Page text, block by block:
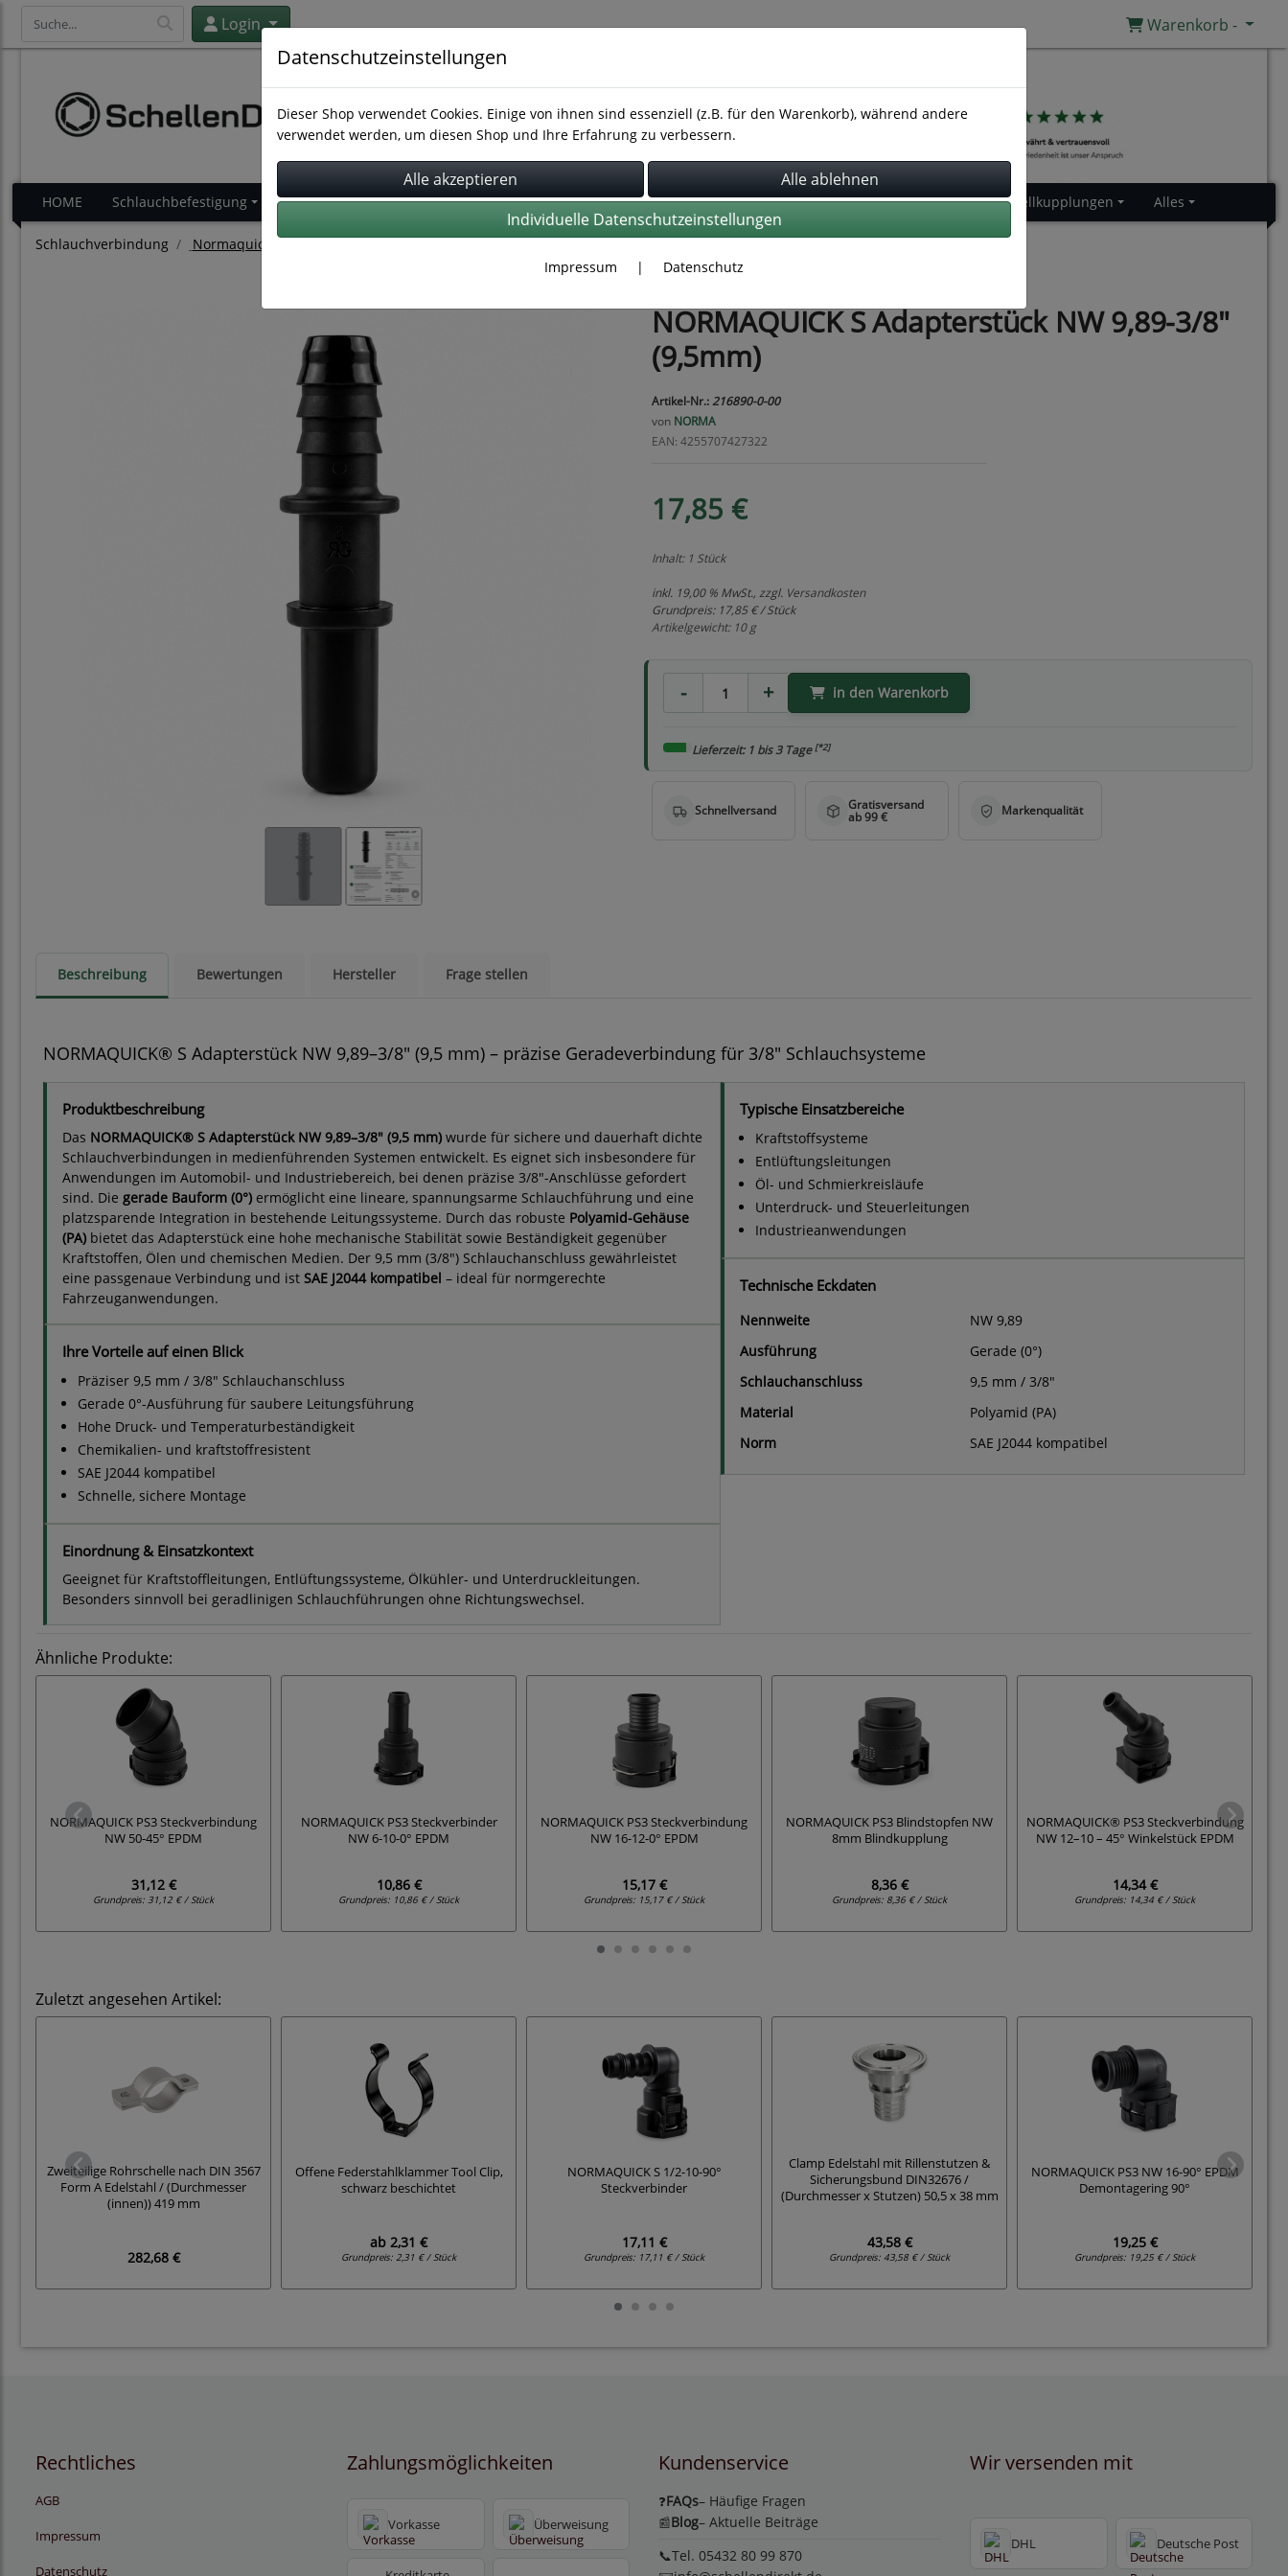
Login Warenkorb -
HOME Schlauchbefestigung Schlauchverbindung Rohrbefestigung Rohrverbindung Schläuche Gummiprofile Schnellkupplungen Alles
Schlauchverbindung Normaquick
NORMAQUICK S Adapterstück NW 9,89-3/8"
(9,5mm)
Artikel-Nr.:216890-0-00
von NORMA
EAN: 4255707427322
17,85 €
Inhalt: 1 Stück
inkl. 19,00 % MwSt., zzgl. Versandkosten
Grundpreis: 17,85 € / Stück
Artikelgewicht: 10 g
in den Warenkorb
Lieferzeit: 1 bis 3 Tage [*2]
Beschreibung Bewertungen Hersteller Frage stellen
NORMAQUICK® S Adapterstück NW 9,89–3/8" (9,5 mm) – präzise Geradeverbindung für 3/8" Schlauchsysteme
Produktbeschreibung
Das NORMAQUICK® S Adapterstück NW 9,89–3/8" (9,5 mm) wurde für sichere und dauerhaft dichte
Schlauchverbindungen in medienführenden Systemen entwickelt. Es eignet sich insbesondere für
Anwendungen im Automobil- und Industriebereich, bei denen präzise 3/8"-Anschlüsse gefordert
sind. Die gerade Bauform (0°) ermöglicht eine lineare, spannungsarme Schlauchführung und eine
platzsparende Integration in bestehende Leitungssysteme. Durch das robuste Polyamid-Gehäuse
(PA) bietet das Adapterstück eine hohe mechanische Stabilität sowie Beständigkeit gegenüber
Kraftstoffen, Ölen und chemischen Medien. Der 9,5 mm (3/8") Schlauchanschluss gewährleistet
eine passgenaue Verbindung und ist SAE J2044 kompatibel – ideal für normgerechte
Fahrzeuganwendungen.
Ihre Vorteile auf einen Blick
Präziser 9,5 mm / 3/8" Schlauchanschluss
Gerade 0°-Ausführung für saubere Leitungsführung
Hohe Druck- und Temperaturbeständigkeit
Chemikalien- und kraftstoffresistent
SAE J2044 kompatibel
Schnelle, sichere Montage
Einordnung & Einsatzkontext
Geeignet für Kraftstoffleitungen, Entlüftungssysteme, Ölkühler- und Unterdruckleitungen.
Besonders sinnvoll bei geradlinigen Schlauchführungen ohne Richtungswechsel.
Typische Einsatzbereiche
Kraftstoffsysteme
Entlüftungsleitungen
Öl- und Schmierkreisläufe
Unterdruck- und Steuerleitungen
Industrieanwendungen
Technische Eckdaten
Nennweite
NW 9,89
Ausführung
Gerade (0°)
Schlauchanschluss
9,5 mm / 3/8"
Material
Polyamid (PA)
Norm
SAE J2044 kompatibel
Ähnliche Produkte:
NORMAQUICK PS3 Steckverbindung
NW 50-45° EPDM
31,12 €
Grundpreis: 31,12 € / Stück
NORMAQUICK PS3 Steckverbinder
NW 6-10-0° EPDM
10,86 €
Grundpreis: 10,86 € / Stück
NORMAQUICK PS3 Steckverbindung
NW 16-12-0° EPDM
15,17 €
Grundpreis: 15,17 € / Stück
NORMAQUICK PS3 Blindstopfen NW
8mm Blindkupplung
8,36 €
Grundpreis: 8,36 € / Stück
NORMAQUICK® PS3 Steckverbindung
NW 12–10 – 45° Winkelstück EPDM
14,34 €
Grundpreis: 14,34 € / Stück
Zuletzt angesehen Artikel:
Zweiteilige Rohrschelle nach DIN 3567
Form A Edelstahl / (Durchmesser
(innen)) 419 mm
282,68 €
Offene Federstahlklammer Tool Clip,
schwarz beschichtet
ab 2,31 €
Grundpreis: 2,31 € / Stück
NORMAQUICK S 1/2-10-90°
Steckverbinder
17,11 €
Grundpreis: 17,11 € / Stück
Clamp Edelstahl mit Rillenstutzen &
Sicherungsbund DIN32676 /
(Durchmesser x Stutzen) 50,5 x 38 mm
43,58 €
Grundpreis: 43,58 € / Stück
NORMAQUICK PS3 NW 16-90° EPDM
Demontagering 90°
19,25 €
Grundpreis: 19,25 € / Stück
Rechtliches
AGB
Impressum
Datenschutz
Zahlungsmöglichkeiten
Vorkasse Überweisung
Kundenservice
❓FAQs– Häufige Fragen
📰Blog– Aktuelle Beiträge
📞Tel. 05432 80 99 870
Wir versenden mit
DHL Deutsche Post
Datenschutzeinstellungen
Dieser Shop verwendet Cookies. Einige von ihnen sind essenziell (z.B. für den Warenkorb), während andere
verwendet werden, um diesen Shop und Ihre Erfahrung zu verbessern.
Individuelle Datenschutzeinstellungen
Impressum | Datenschutz